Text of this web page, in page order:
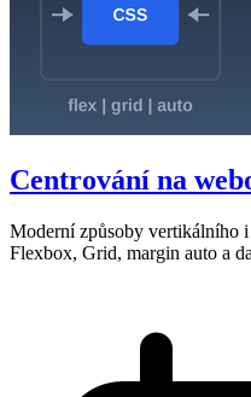
Centrování na
Moderní způsoby vertikálního
Flexbox, Grid, margin auto a